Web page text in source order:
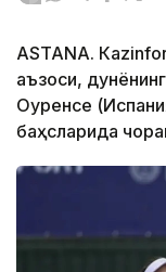
ASTANА.
аъзоси,
Оуренсе
баҳсларида